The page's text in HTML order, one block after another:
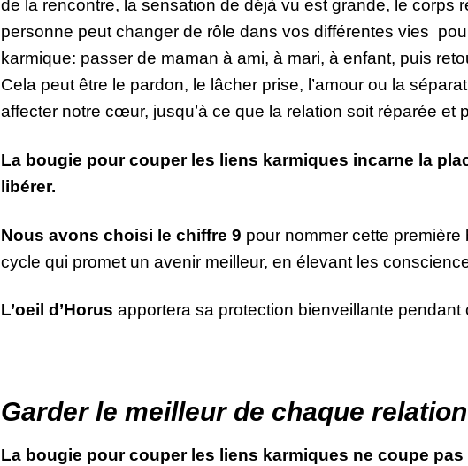
de la rencontre, la sensation de déjà vu est grande, le corps
personne peut changer de rôle dans vos différentes vies
karmique: passer de maman à ami, à mari, à enfant, puis
Cela peut être le pardon, le lâcher prise, l’amour ou la
affecter notre cœur, jusqu’à ce que la relation soit réparée et
La bougie pour couper les liens karmiques incarne la
libérer.
Nous avons choisi le chiffre 9 pour nommer cette première
cycle qui promet un avenir meilleur, en élevant les
L’oeil d’Horus apportera sa protection bienveillante
Garder le meilleur de chaque
La bougie pour couper les liens karmiques ne coupe